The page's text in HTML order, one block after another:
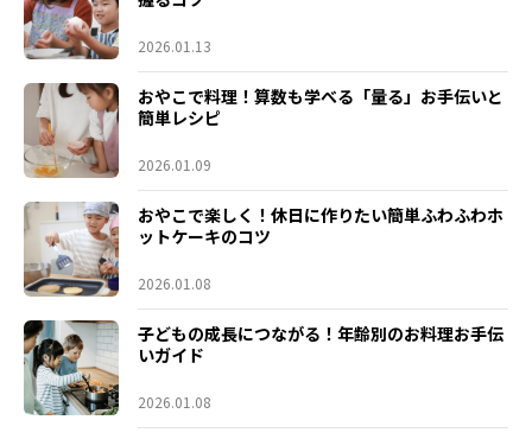
2026.01.13
おやこで料理！算数も学べる「量る」お手伝いと
簡単レシピ
2026.01.09
おやこで楽しく！休日に作りたい簡単ふわふわホ
ットケーキのコツ
2026.01.08
子どもの成長につながる！年齢別のお料理お手伝
いガイド
2026.01.08